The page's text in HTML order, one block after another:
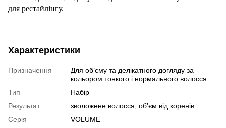
для рестайлінгу.
Характеристики
Призначення
Для об’єму та делікатного догляду за
кольором тонкого і нормального волосся
Тип
Набір
Результат
зволожене волосся, об’єм від коренів
Серія
VOLUME